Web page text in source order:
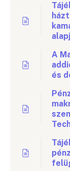
A
és